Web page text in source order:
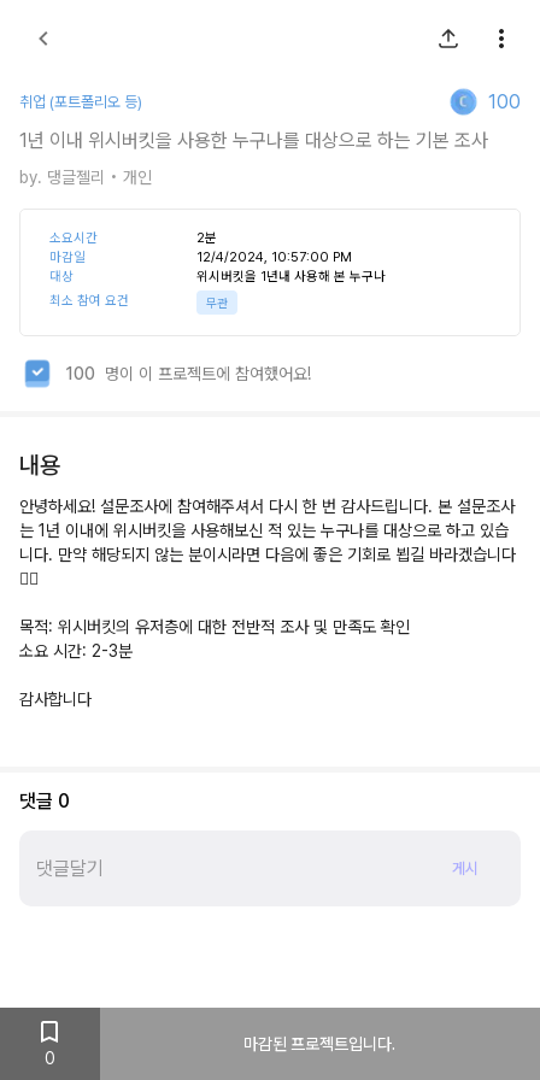
취업 (포트폴리오 등)
100
1년 이내 위시버킷을 사용한 누구나를 대상으로 하는 기본 조사
by. 댕글젤리 • 개인
소요시간 2분
마감일
12/4/2024, 10:57:00 PM
대상
위시버킷을 1년내 사용해 본 누구나
최소 참여 요건
무관
100 명이 이 프로젝트에 참여했어요!
내용
안녕하세요! 설문조사에 참여해주셔서 다시 한 번 감사드립니다. 본 설문조사
는 1년 이내에 위시버킷을 사용해보신 적 있는 누구나를 대상으로 하고 있습
니다. 만약 해당되지 않는 분이시라면 다음에 좋은 기회로 뵙길 바라겠습니다
🙇‍♂️
목적: 위시버킷의 유저층에 대한 전반적 조사 및 만족도 확인
소요 시간: 2-3분
감사합니다
댓글 0
게시
0
마감된 프로젝트입니다.